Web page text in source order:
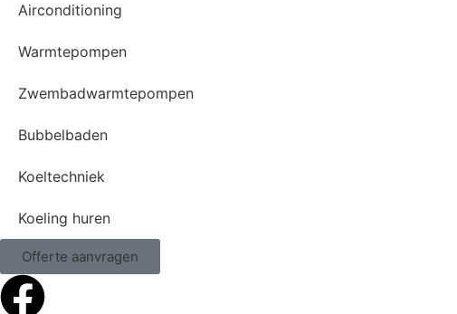
Airconditioning
Warmtepompen
Zwembadwarmtepompen
Bubbelbaden
Koeltechniek
Koeling huren
Offerte aanvragen